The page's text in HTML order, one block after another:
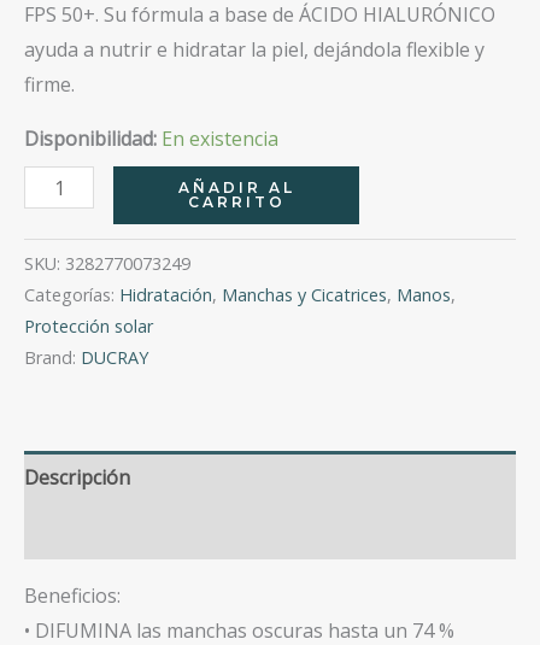
FPS 50+. Su fórmula a base de ÁCIDO HIALURÓNICO
ayuda a nutrir e hidratar la piel, dejándola flexible y
firme.
Disponibilidad: En existencia
Melascreen
Crema
De
Manos
Anti
Manchas
Spf
Ml
cantidad
AÑADIR AL
CARRITO
SKU: 3282770073249
Categorías: Hidratación, Manchas y Cicatrices, Manos,
Protección solar
Brand: DUCRAY
Descripción
Beneficios:
• DIFUMINA las manchas oscuras hasta un 74 %